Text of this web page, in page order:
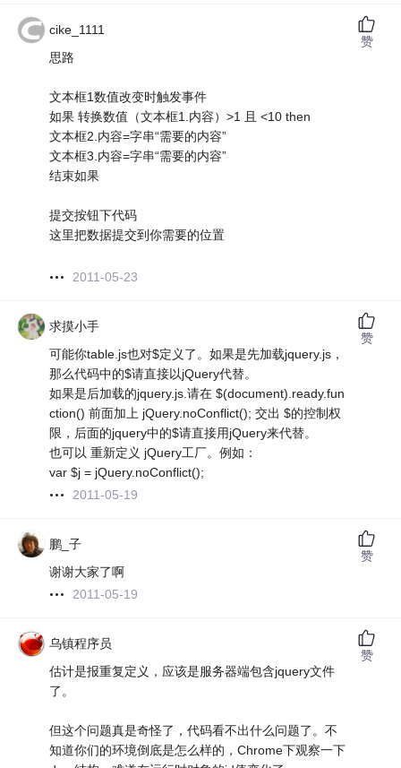
cike_1111
思路
文本框1数值改变时触发事件
如果 转换数值（文本框1.内容）>1 且 <10 then
文本框2.内容=字串“需要的内容”
文本框3.内容=字串“需要的内容”
结束如果
提交按钮下代码
这里把数据提交到你需要的位置
2011-05-23
赞
求摸小手
可能你table.js也对$定义了。如果是先加载jquery.js，
那么代码中的$请直接以jQuery代替。
如果是后加载的jquery.js.请在 $(document).ready.fun
ction() 前面加上 jQuery.noConflict(); 交出 $的控制权
限，后面的jquery中的$请直接用jQuery来代替。
也可以 重新定义 jQuery工厂。例如：
var $j = jQuery.noConflict();
2011-05-19
赞
鹏_子
谢谢大家了啊
2011-05-19
赞
乌镇程序员
估计是报重复定义，应该是服务器端包含jquery文件
了。
但这个问题真是奇怪了，代码看不出什么问题了。不
知道你们的环境倒底是怎么样的，Chrome下观察一下
赞